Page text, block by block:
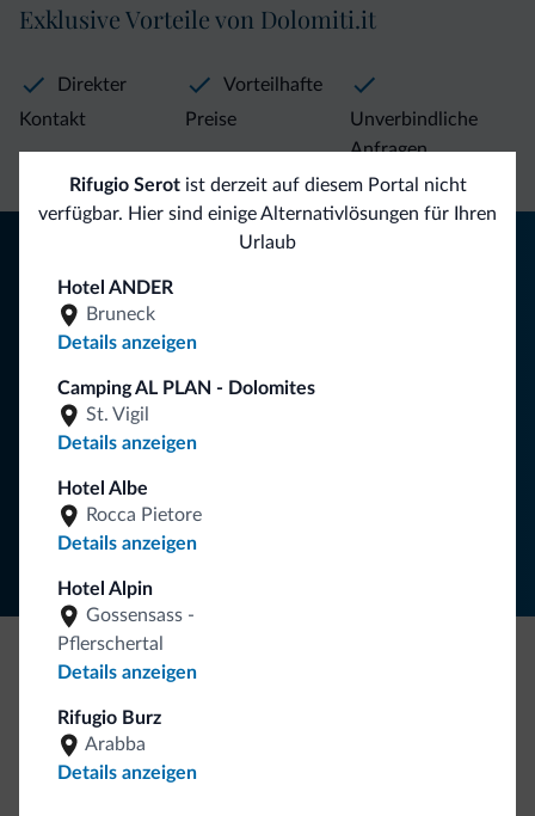
Rifugio Serotist derzeit auf diesem Portal nicht
verfügbar. Hier sind einige Alternativlösungen für Ihren
Urlaub
Hotel ANDER
Bruneck
Details anzeigen
Camping AL PLAN - Dolomites
St. Vigil
Details anzeigen
Hotel Albe
Rocca Pietore
Details anzeigen
Hotel Alpin
Gossensass -
Pflerschertal
Details anzeigen
Rifugio Burz
Arabba
Details anzeigen
Exklusive Vorteile von Dolomiti.it
Direkter
Kontakt
Vorteilhafte
Preise
Unverbindliche
Anfragen
Folgen Sie Dolomiti.it auf
Tipps aus den Dolomiten
Sie erhalten Informationen, exklusive Angebote und
Neuigkeiten für Ihren Urlaub in den Dolomiten.
Seien Sie originell, entdecken Sie die neue
Kollektion
So viele von Ihnen haben uns gefragt. Die neue Kollektion
von Dolomiti.it ist da!